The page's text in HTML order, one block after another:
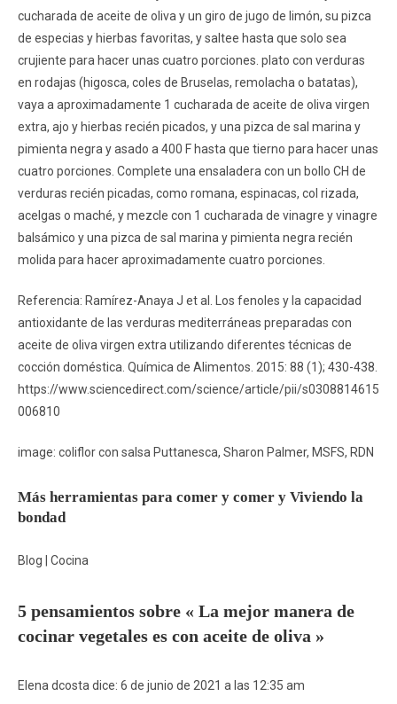
cucharada de aceite de oliva y un giro de jugo de limón, su pizca
de especias y hierbas favoritas, y saltee hasta que solo sea
crujiente para hacer unas cuatro porciones. plato con verduras
en rodajas (higosca, coles de Bruselas, remolacha o batatas),
vaya a aproximadamente 1 cucharada de aceite de oliva virgen
extra, ajo y hierbas recién picados, y una pizca de sal marina y
pimienta negra y asado a 400 F hasta que tierno para hacer unas
cuatro porciones. Complete una ensaladera con un bollo CH de
verduras recién picadas, como romana, espinacas, col rizada,
acelgas o maché, y mezcle con 1 cucharada de vinagre y vinagre
balsámico y una pizca de sal marina y pimienta negra recién
molida para hacer aproximadamente cuatro porciones.
Referencia: Ramírez-Anaya J et al. Los fenoles y la capacidad
antioxidante de las verduras mediterráneas preparadas con
aceite de oliva virgen extra utilizando diferentes técnicas de
cocción doméstica. Química de Alimentos. 2015: 88 (1); 430-438.
https://www.sciencedirect.com/science/article/pii/s0308814615
006810
image: coliflor con salsa Puttanesca, Sharon Palmer, MSFS, RDN
Más herramientas para comer y comer y Viviendo la
bondad
Blog | Cocina
5 pensamientos sobre « La mejor manera de
cocinar vegetales es con aceite de oliva »
Elena dcosta dice: 6 de junio de 2021 a las 12:35 am